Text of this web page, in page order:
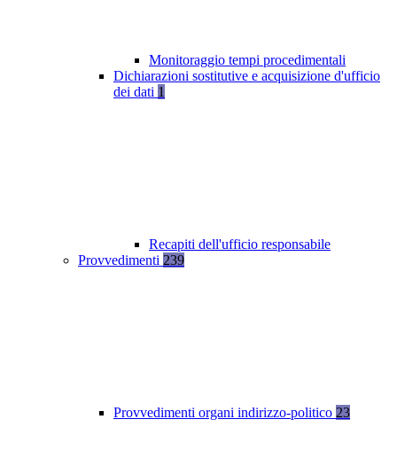
Monitoraggio tempi procedimentali
Dichiarazioni sostitutive e acquisizione d'ufficio
dei dati 1
Recapiti dell'ufficio responsabile
Provvedimenti 239
Provvedimenti organi indirizzo-politico 23